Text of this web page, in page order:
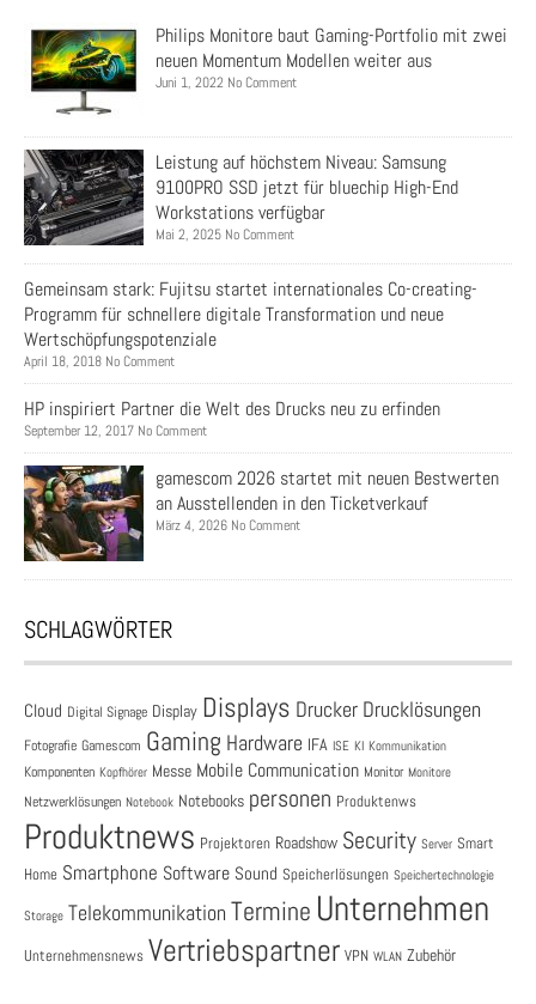
Philips Monitore baut Gaming-Portfolio mit zwei
neuen Momentum Modellen weiter aus
Juni 1, 2022 No Comment
Leistung auf höchstem Niveau: Samsung
9100PRO SSD jetzt für bluechip High-End
Workstations verfügbar
Mai 2, 2025 No Comment
Gemeinsam stark: Fujitsu startet internationales Co-creating-
Programm für schnellere digitale Transformation und neue
Wertschöpfungspotenziale
April 18, 2018 No Comment
HP inspiriert Partner die Welt des Drucks neu zu erfinden
September 12, 2017 No Comment
gamescom 2026 startet mit neuen Bestwerten
an Ausstellenden in den Ticketverkauf
März 4, 2026 No Comment
SCHLAGWÖRTER
Cloud Digital Signage Display Displays Drucker Drucklösungen
Fotografie Gamescom Gaming Hardware IFA ISE KI Kommunikation
Komponenten Kopfhörer Messe Mobile Communication Monitor Monitore
Netzwerklösungen Notebook Notebooks personen Produktenws
Produktnews Projektoren Roadshow Security Server Smart
Home Smartphone Software Sound Speicherlösungen Speichertechnologie
Storage Telekommunikation Termine Unternehmen
Unternehmensnews Vertriebspartner VPN WLAN Zubehör